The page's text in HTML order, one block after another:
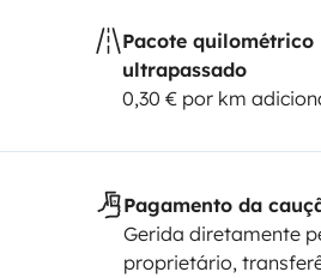
Pacote quilométrico
ultrapassado
0,30 € por km
Pagamento da
Gerida diretamente
proprietário,